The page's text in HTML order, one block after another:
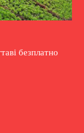
безплатно